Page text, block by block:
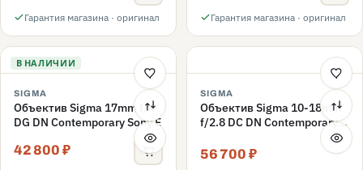
Гарантия магазина · оригинал Гарантия магазина · оригинал
В НАЛИЧИИ
SIGMA
Объектив Sigma 17mm f/4
DG DN Contemporary Sony E
42 800 ₽
SIGMA
Объектив Sigma 10-18mm
f/2.8 DC DN Contemporary
56 700 ₽